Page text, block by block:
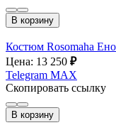
В корзину
Костюм Rosomaha
Цена: 13 250 ₽
Telegram MAX
Скопировать ссылку
В корзину